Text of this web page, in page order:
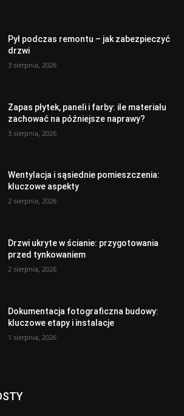
Pył podczas remontu – jak zabezpieczyć
drzwi
3 sierpnia, 2026
Zapas płytek, paneli i farby: ile materiału
zachować na późniejsze naprawy?
3 sierpnia, 2026
Wentylacja i sąsiednie pomieszczenia:
kluczowe aspekty
2 sierpnia, 2026
Drzwi ukryte w ścianie: przygotowania
przed tynkowaniem
2 sierpnia, 2026
Dokumentacja fotograficzna budowy:
kluczowe etapy i instalacje
1 sierpnia, 2026